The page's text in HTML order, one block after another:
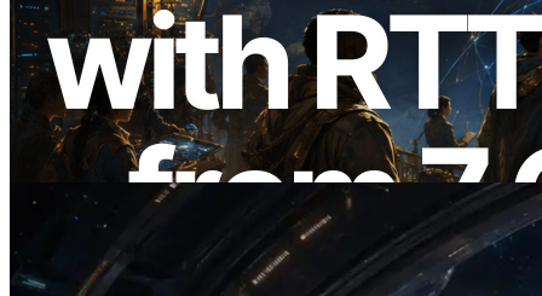
ERPC Breidt Solana Leader Slot API Uit
met Pingmeting vanuit 7 Wereldwijde
Regio’s — Validators Information API
Ook Gelanceerd
Lees dit artikel